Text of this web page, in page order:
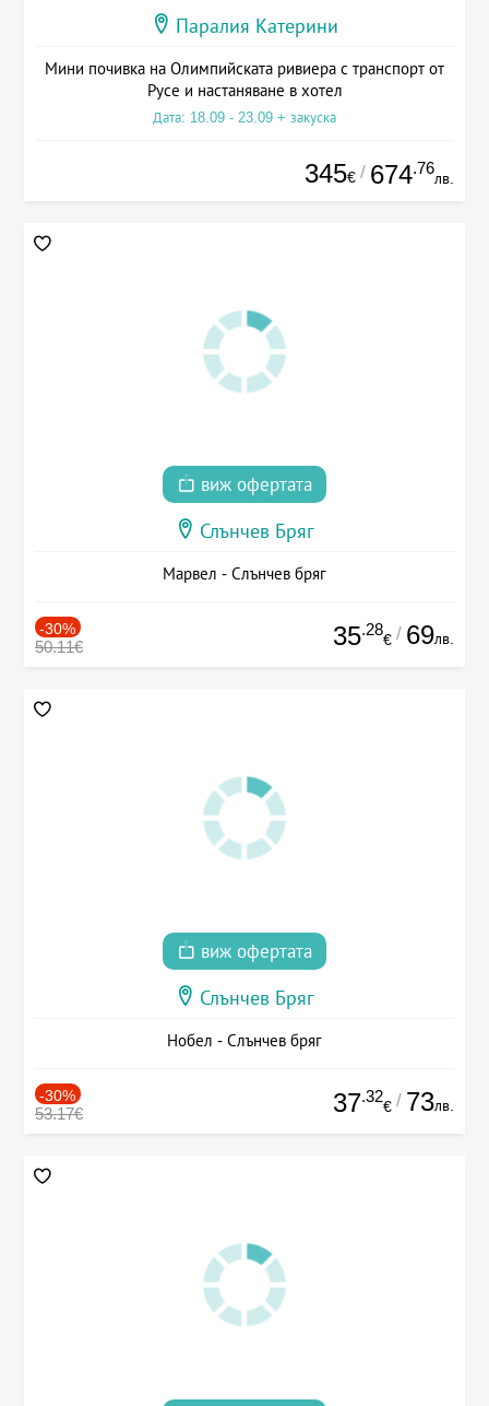
Паралия Катерини
Мини почивка на Олимпийската ривиера с транспорт от
Русе и настаняване в хотел
Дата: 18.09 - 23.09 + закуска
345€ / 674.76
лв.
виж офертата
Слънчев Бряг
Марвел - Слънчев бряг
-30%
50.11€ 35.28
€ / 69лв.
виж офертата
Слънчев Бряг
Нобел - Слънчев бряг
-30%
53.17€ 37.32
€ / 73лв.